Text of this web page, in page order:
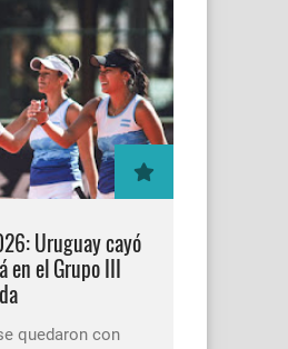
Uruguay cayó
en el Grupo III
quedaron con